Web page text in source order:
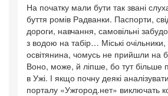
На початку мали бути так звані
буття ромів Радванки. Паспорти,
дороги, навчання, самовільні
з водою на табір… Міські
освітянина, чомусь не прийшли на
Воно, може, й ліпше, бо тут більше
в Ужі. І якщо почну деякі
порталу «Ужгород.нет» виключать